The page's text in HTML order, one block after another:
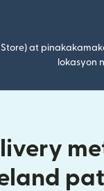
at
lokasyon